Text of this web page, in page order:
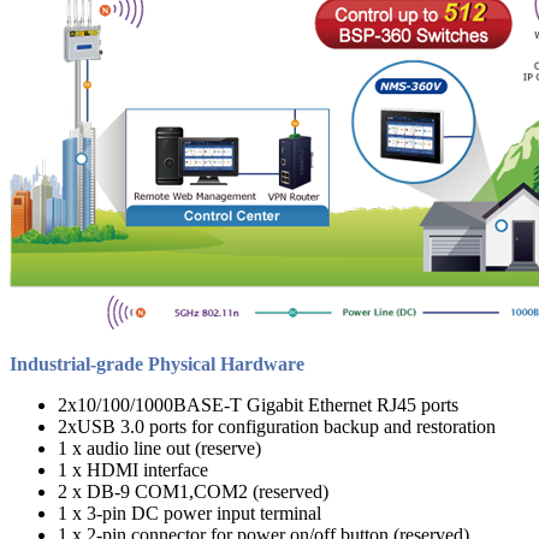
Industrial-grade Physical Hardware
2x10/100/1000BASE-T Gigabit Ethernet RJ45 ports
2xUSB 3.0 ports for configuration backup and restoration
1 x audio line out (reserve)
1 x HDMI interface
2 x DB-9 COM1,COM2 (reserved)
1 x 3-pin DC power input terminal
1 x 2-pin connector for power on/off button (reserved)